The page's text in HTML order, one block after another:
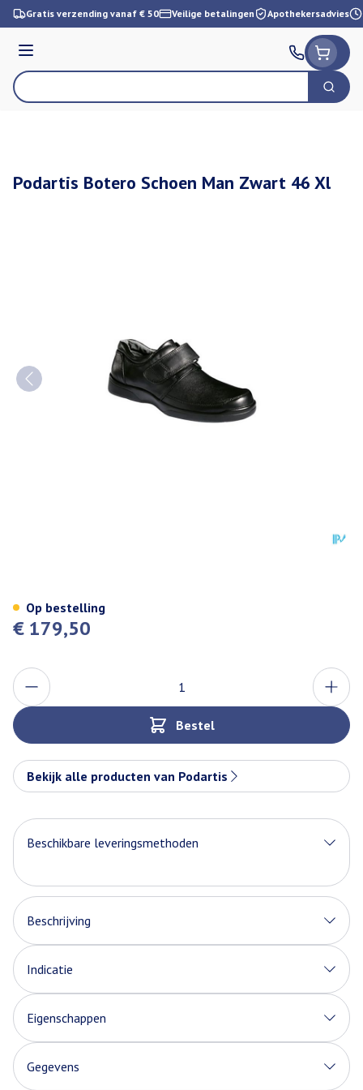
Ga naar de inhoud
Gratis verzending vanaf € 50 Veilige betalingen Apothekersadvies
Menu
Product, merk, categorie... Zoek
Podartis Botero Schoen Man Zwart 46 Xl
€ 179,50
Aantal
Bestel
Op bestelling
Bekijk alle producten van Podartis
Beschikbare leveringsmethoden
Beschrijving
Indicatie
Eigenschappen
Gegevens